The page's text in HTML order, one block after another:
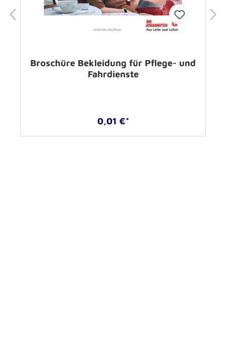
Broschüre Bekleidung für Pflege- und
Fahrdienste
0,01 €*